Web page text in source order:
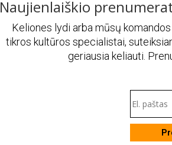
Naujienlaiškio
Keliones lydi arba mūsų
tikros kultūros specialistai,
geriausia keliauti.